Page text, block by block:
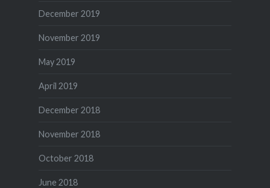
December 2019
November 2019
May 2019
April 2019
December 2018
November 2018
October 2018
June 2018